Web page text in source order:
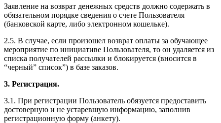
Заявление на возврат денежных средств должно содержать в
обязательном порядке сведения о счете Пользователя
(банковской карте, либо электронном кошельке).
2.5. В случае, если произошел возврат оплаты за обучающее
мероприятие по инициативе Пользователя, то он удаляется из
списка получателей рассылки и блокируется (вносится в
“черный” список”) в базе заказов.
3. Регистрация.
3.1. При регистрации Пользователь обязуется предоставить
достоверную и не устаревшую информацию, заполнив
регистрационную форму (анкету).